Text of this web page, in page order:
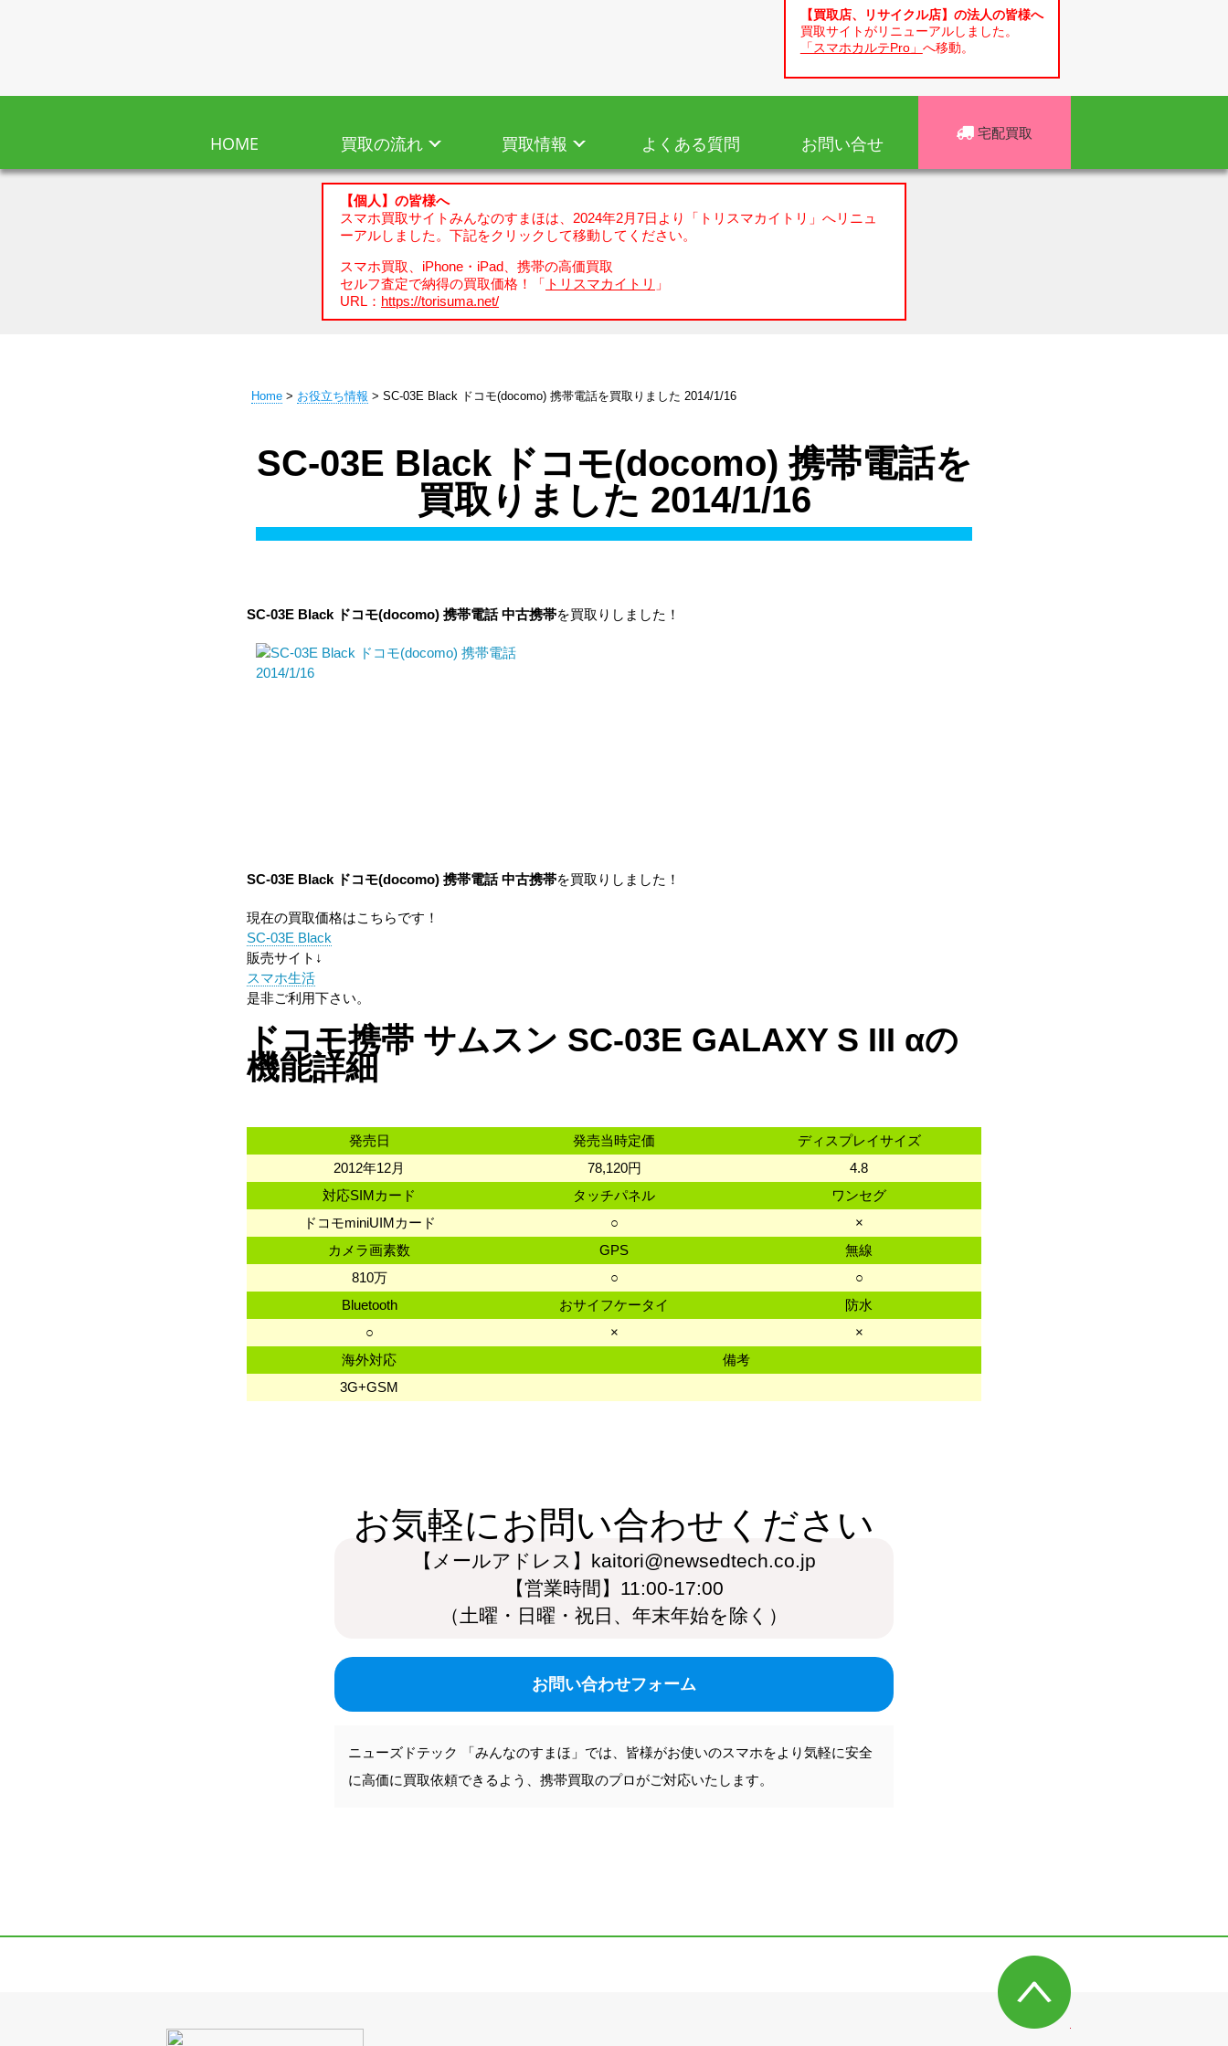
【買取店、リサイクル店】の法人の皆様へ
買取サイトがリニューアルしました。
「スマホカルテPro」 へ移動。
HOME 買取の流れ 買取情報 よくある質問 お問い合せ 宅配買取
【個人】の皆様へ
スマホ買取サイトみんなのすまほは、2024年2月7日より「トリスマカイトリ」へリニュ
ーアルしました。下記をクリックして移動してください。
スマホ買取、iPhone・iPad、携帯の高価買取
セルフ査定で納得の買取価格！「 トリスマカイトリ 」
URL： https://torisuma.net/
Home > お役立ち情報 > SC-03E Black ドコモ(docomo) 携帯電話を買取りました 2014/1/16
SC-03E Black ドコモ(docomo) 携帯電話を
買取りました 2014/1/16
SC-03E Black ドコモ(docomo) 携帯電話中古携帯を買取りしました！
SC-03E Black ドコモ(docomo) 携帯電話中古携帯を買取りしました！
現在の買取価格はこちらです！
SC-03E Black
販売サイト↓
スマホ生活
是非ご利用下さい。
ドコモ携帯 サムスン SC-03E GALAXY S III αの
機能詳細
発売日 発売当時定価
ディスプレイサイズ
2012年12月
78,120円
4.8
対応SIMカード
タッチパネル
ワンセグ
ドコモminiUIMカード
○
×
カメラ画素数
GPS
無線
810万
○
○
Bluetooth
おサイフケータイ
防水
○
×
×
海外対応
備考
3G+GSM
お気軽にお問い合わせください
【メールアドレス】kaitori@newsedtech.co.jp
【営業時間】11:00-17:00
（土曜・日曜・祝日、年末年始を除く）
お問い合わせフォーム
ニューズドテック 「みんなのすまほ」では、皆様がお使いのスマホをより気軽に安全
に高価に買取依頼できるよう、携帯買取のプロがご対応いたします。